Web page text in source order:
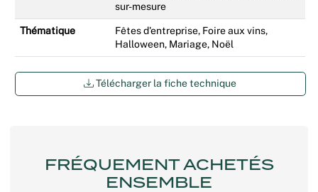
sur-mesure
Thématique
Fêtes d'entreprise, Foire aux vins,
Halloween, Mariage, Noël
Télécharger la fiche technique
FRÉQUEMENT ACHETÉS
ENSEMBLE